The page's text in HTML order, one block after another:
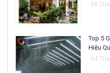
05
Top 5
Hiệu
04